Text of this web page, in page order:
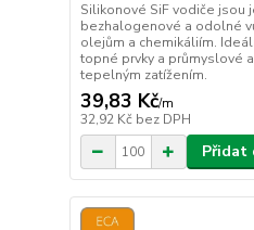
Silikonové SiF vodiče jsou
bezhalogenové a odolné
olejům a chemikáliím.
topné prvky a průmyslové
tepelným zatížením.
39,83 Kč/m
32,92 Kč bez DPH
Přidat